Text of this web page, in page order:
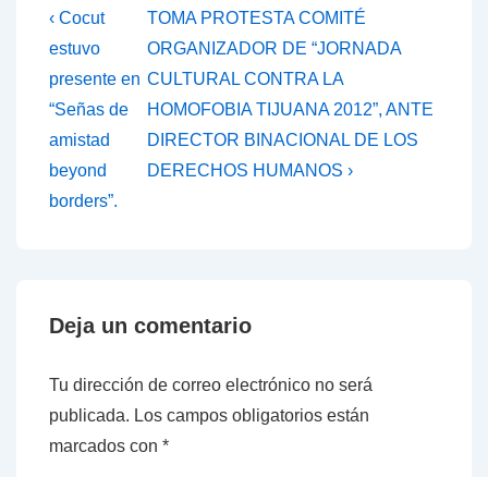
Navegación
de
entradas
La
entrada
anterior
es
‹ Cocut
estuvo
presente en
“Señas de
amistad
beyond
borders”.
La
entrada
siguiente
es
TOMA PROTESTA COMITÉ
ORGANIZADOR DE “JORNADA
CULTURAL CONTRA LA
HOMOFOBIA TIJUANA 2012”, ANTE
DIRECTOR BINACIONAL DE LOS
DERECHOS HUMANOS ›
Deja un comentario
Tu dirección de correo electrónico no será
publicada. Los campos obligatorios están
marcados con *